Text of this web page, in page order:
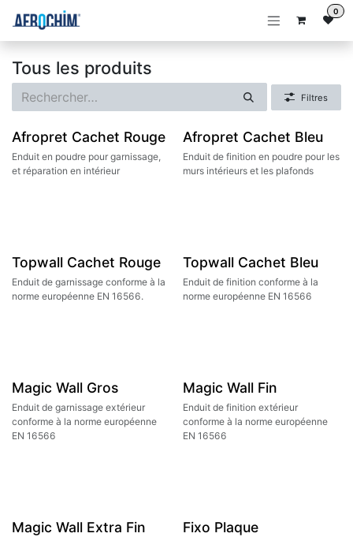
Se rendre au contenu 0
Tous les produits
Filtres
Afropret Cachet Rouge
Enduit en poudre pour garnissage,
et réparation en intérieur
Afropret Cachet Bleu
Enduit de finition en poudre pour les
murs intérieurs et les plafonds
Topwall Cachet Rouge
Enduit de garnissage conforme à la
norme européenne EN 16566.
Topwall Cachet Bleu
Enduit de finition conforme à la
norme européenne EN 16566
Magic Wall Gros
Enduit de garnissage extérieur
conforme à la norme européenne
EN 16566
Magic Wall Fin
Enduit de finition extérieur
conforme à la norme européenne
EN 16566
Magic Wall Extra Fin Fixo Plaque